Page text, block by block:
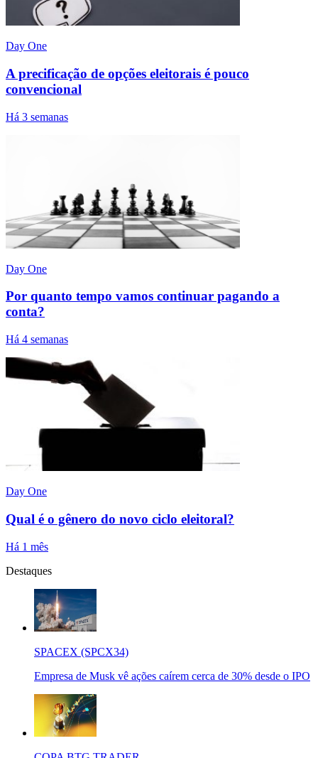
Day One
A precificação de opções eleitorais é pouco
convencional
Há 3 semanas
Day One
Por quanto tempo vamos continuar pagando a
conta?
Há 4 semanas
Day One
Qual é o gênero do novo ciclo eleitoral?
Há 1 mês
Destaques
SPACEX (SPCX34)
Empresa de Musk vê ações caírem cerca de 30% desde o IPO